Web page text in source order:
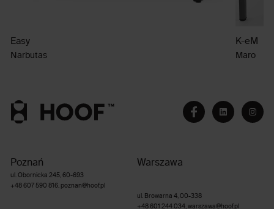
Easy
Narbutas
K-eM
Maro
Poznań
ul. Obornicka 245, 60-693
+48 607 590 816
poznan@hoof.pl
Warszawa
ul. Browarna 4, 00-338
+48 601 244 034 warszawa@hoof.pl